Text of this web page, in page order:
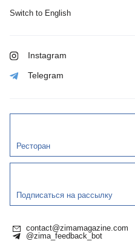
Switch to English
Instagram
Telegram
Ресторан
Подписаться на рассылку
contact@zimamagazine.com
@zima_feedback_bot